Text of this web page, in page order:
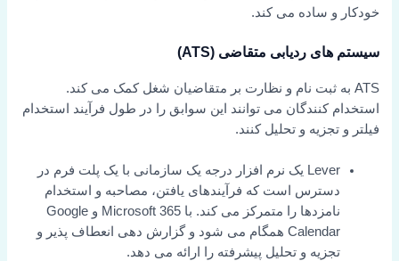
خودکار و ساده می کند.
سیستم های ردیابی متقاضی (ATS)
ATS به ثبت نام و نظارت بر متقاضیان شغل کمک می کند.
استخدام کنندگان می توانند این سوابق را در طول فرآیند استخدام
فیلتر و تجزیه و تحلیل کنند.
Lever یک نرم افزار درجه یک سازمانی با یک پلت فرم در
دسترس است که فرآیندهای یافتن، مصاحبه و استخدام
نامزدها را متمرکز می کند. با Microsoft 365 و Google
Calendar همگام می شود و گزارش دهی انعطاف پذیر و
تجزیه و تحلیل پیشرفته را ارائه می دهد.